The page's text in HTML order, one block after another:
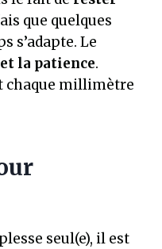
que quelques
s’adapte. Le
la patience.
chaque millimètre
seul(e), il est